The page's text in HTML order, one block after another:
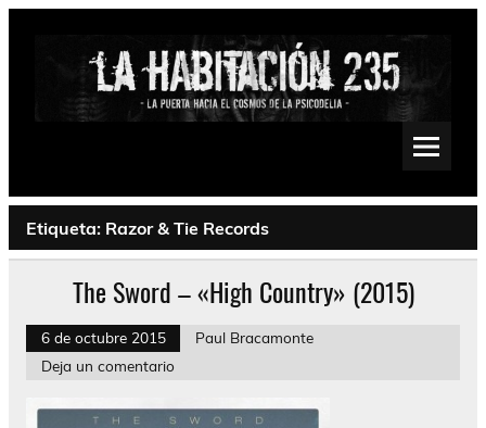
Saltar
Psychedelic, Stoner, Doom, Sludge, Fuzz, Space, Drone
Etiqueta: Razor & Tie Records
The Sword – «High Country» (2015)
6 de octubre 2015
Paul Bracamonte
Deja un comentario